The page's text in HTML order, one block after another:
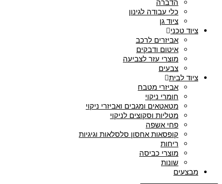
הדברה
כלי עבודה לגינון
ציוד גן
ציוד טכני
אביזרים לרכב
איטום ודבקים
מוצרי עזר לצביעה
צבעים
ציוד לבית
אביזרי מטבח
חומרי ניקוי
מטאטאים ומגבים ואביזרי ניקוי
מטליות וסקוצים לניקוי
פחי אשפה
קופסאות אחסון סלסלאות וגיגיות
ריחות
מוצרי כביסה
שונות
מבצעים